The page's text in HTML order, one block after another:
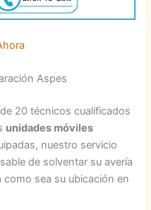
Aspes
20 técnicos cualificados
unidades móviles
nuestro servicio
de solventar su avería
como sea su ubicación en